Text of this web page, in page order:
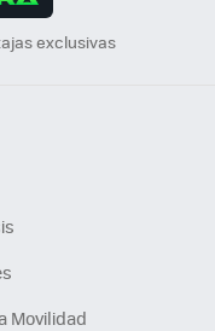
exclusivas
Movilidad